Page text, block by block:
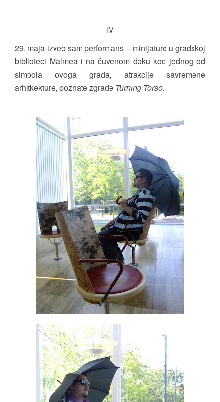
IV
29. maja izveo sam performans – minijature u gradskoj
biblioteci Malmea i na čuvenom doku kod jednog od
simbola ovoga grada, atrakcije savremene
arhitkekture, poznate zgrade Turning Torso.